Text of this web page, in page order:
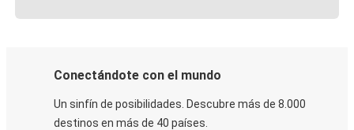
Conectándote con el mundo
Un sinfín de posibilidades. Descubre más de 8.000
destinos en más de 40 países.